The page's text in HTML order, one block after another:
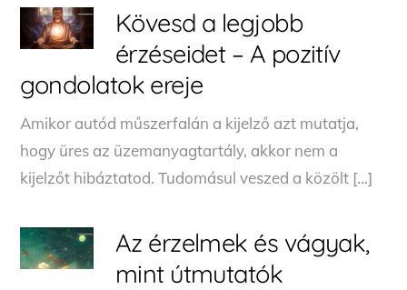
Kövesd a legjobb
érzéseidet – A pozitív
gondolatok ereje
Amikor autód műszerfalán a kijelző azt mutatja,
hogy üres az üzemanyagtartály, akkor nem a
kijelzőt hibáztatod. Tudomásul veszed a közölt […]
Az érzelmek és vágyak,
mint útmutatók